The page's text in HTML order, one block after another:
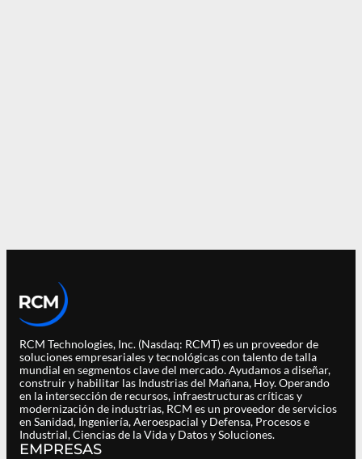
RCM Technologies, Inc. (Nasdaq: RCMT) es un proveedor de
soluciones empresariales y tecnológicas con talento de talla
mundial en segmentos clave del mercado. Ayudamos a diseñar,
construir y habilitar las Industrias del Mañana, Hoy. Operando
en la intersección de recursos, infraestructuras críticas y
modernización de industrias, RCM es un proveedor de servicios
en Sanidad, Ingeniería, Aeroespacial y Defensa, Procesos e
Industrial, Ciencias de la Vida y Datos y Soluciones.
EMPRESAS